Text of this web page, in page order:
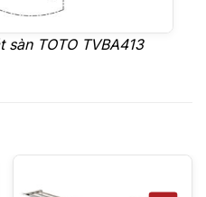
TOTO TVBA413